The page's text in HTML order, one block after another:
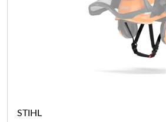
STIHL